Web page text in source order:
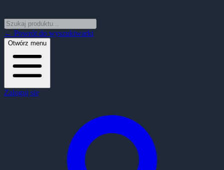
← Powrót do wyszukiwarki
Otwórz menu
Zaloguj się